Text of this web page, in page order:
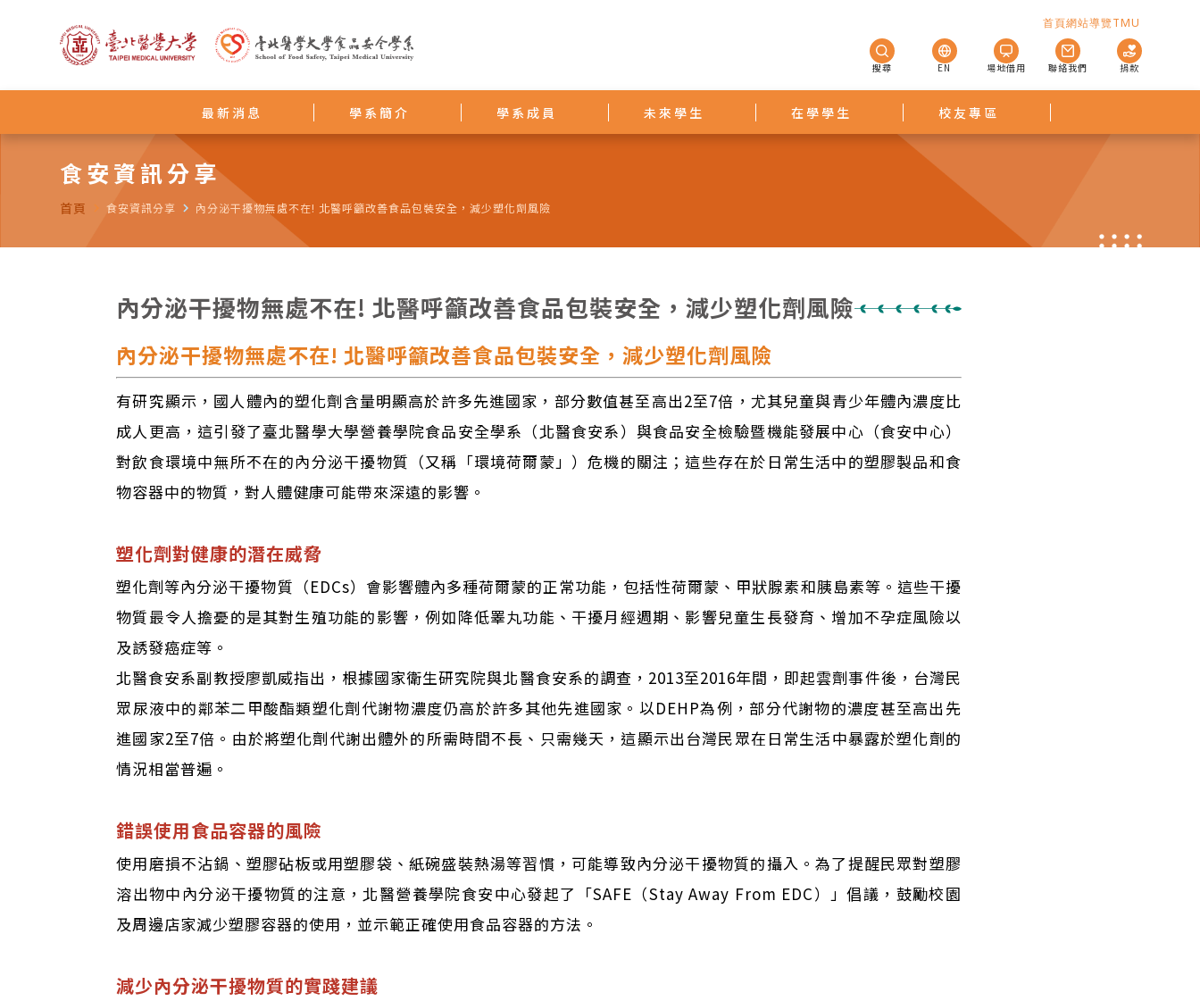
首頁 網站導覽 TMU
搜尋 EN 場地借用 聯絡我們 捐款
最新消息 學系簡介 學系成員 未來學生 在學學生 校友專區
食安資訊分享
首頁 navigate_next 食安資訊分享 navigate_next 內分泌干擾物無處不在! 北醫呼籲改善食品包裝安全，減少塑化劑風險
內分泌干擾物無處不在! 北醫呼籲改善食品包裝安全，減少塑化劑風險
內分泌干擾物無處不在! 北醫呼籲改善食品包裝安全，減少塑化劑風險
有研究顯示，國人體內的塑化劑含量明顯高於許多先進國家，部分數值甚至高出2至7倍，尤其兒童與青少年體內濃度比
成人更高，這引發了臺北醫學大學營養學院食品安全學系（北醫食安系）與食品安全檢驗暨機能發展中心（食安中心）
對飲食環境中無所不在的內分泌干擾物質（又稱「環境荷爾蒙」）危機的關注；這些存在於日常生活中的塑膠製品和食
物容器中的物質，對人體健康可能帶來深遠的影響。
塑化劑對健康的潛在威脅
塑化劑等內分泌干擾物質（EDCs）會影響體內多種荷爾蒙的正常功能，包括性荷爾蒙、甲狀腺素和胰島素等。這些干擾
物質最令人擔憂的是其對生殖功能的影響，例如降低睪丸功能、干擾月經週期、影響兒童生長發育、增加不孕症風險以
及誘發癌症等。
北醫食安系副教授廖凱威指出，根據國家衛生研究院與北醫食安系的調查，2013至2016年間，即起雲劑事件後，台灣民
眾尿液中的鄰苯二甲酸酯類塑化劑代謝物濃度仍高於許多其他先進國家。以DEHP為例，部分代謝物的濃度甚至高出先
進國家2至7倍。由於將塑化劑代謝出體外的所需時間不長、只需幾天，這顯示出台灣民眾在日常生活中暴露於塑化劑的
情況相當普遍。
錯誤使用食品容器的風險
使用磨損不沾鍋、塑膠砧板或用塑膠袋、紙碗盛裝熱湯等習慣，可能導致內分泌干擾物質的攝入。為了提醒民眾對塑膠
溶出物中內分泌干擾物質的注意，北醫營養學院食安中心發起了「SAFE（Stay Away From EDC）」倡議，鼓勵校園
及周邊店家減少塑膠容器的使用，並示範正確使用食品容器的方法。
減少內分泌干擾物質的實踐建議